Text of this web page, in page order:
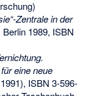
Zentrale in der
1989, ISBN
eine neue
ISBN 3-596-